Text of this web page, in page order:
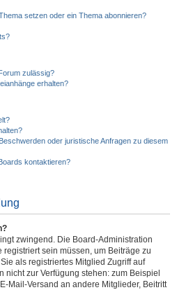
setzen oder ein Thema abonnieren?
zulässig?
erhalten?
oder juristische Anfragen zu diesem
kontaktieren?
zwingend. Die Board-Administration
sein müssen, um Beiträge zu
als registriertes Mitglied Zugriff auf
nicht zur Verfügung stehen: zum Beispiel
Mail-Versand an andere Mitglieder, Beitritt